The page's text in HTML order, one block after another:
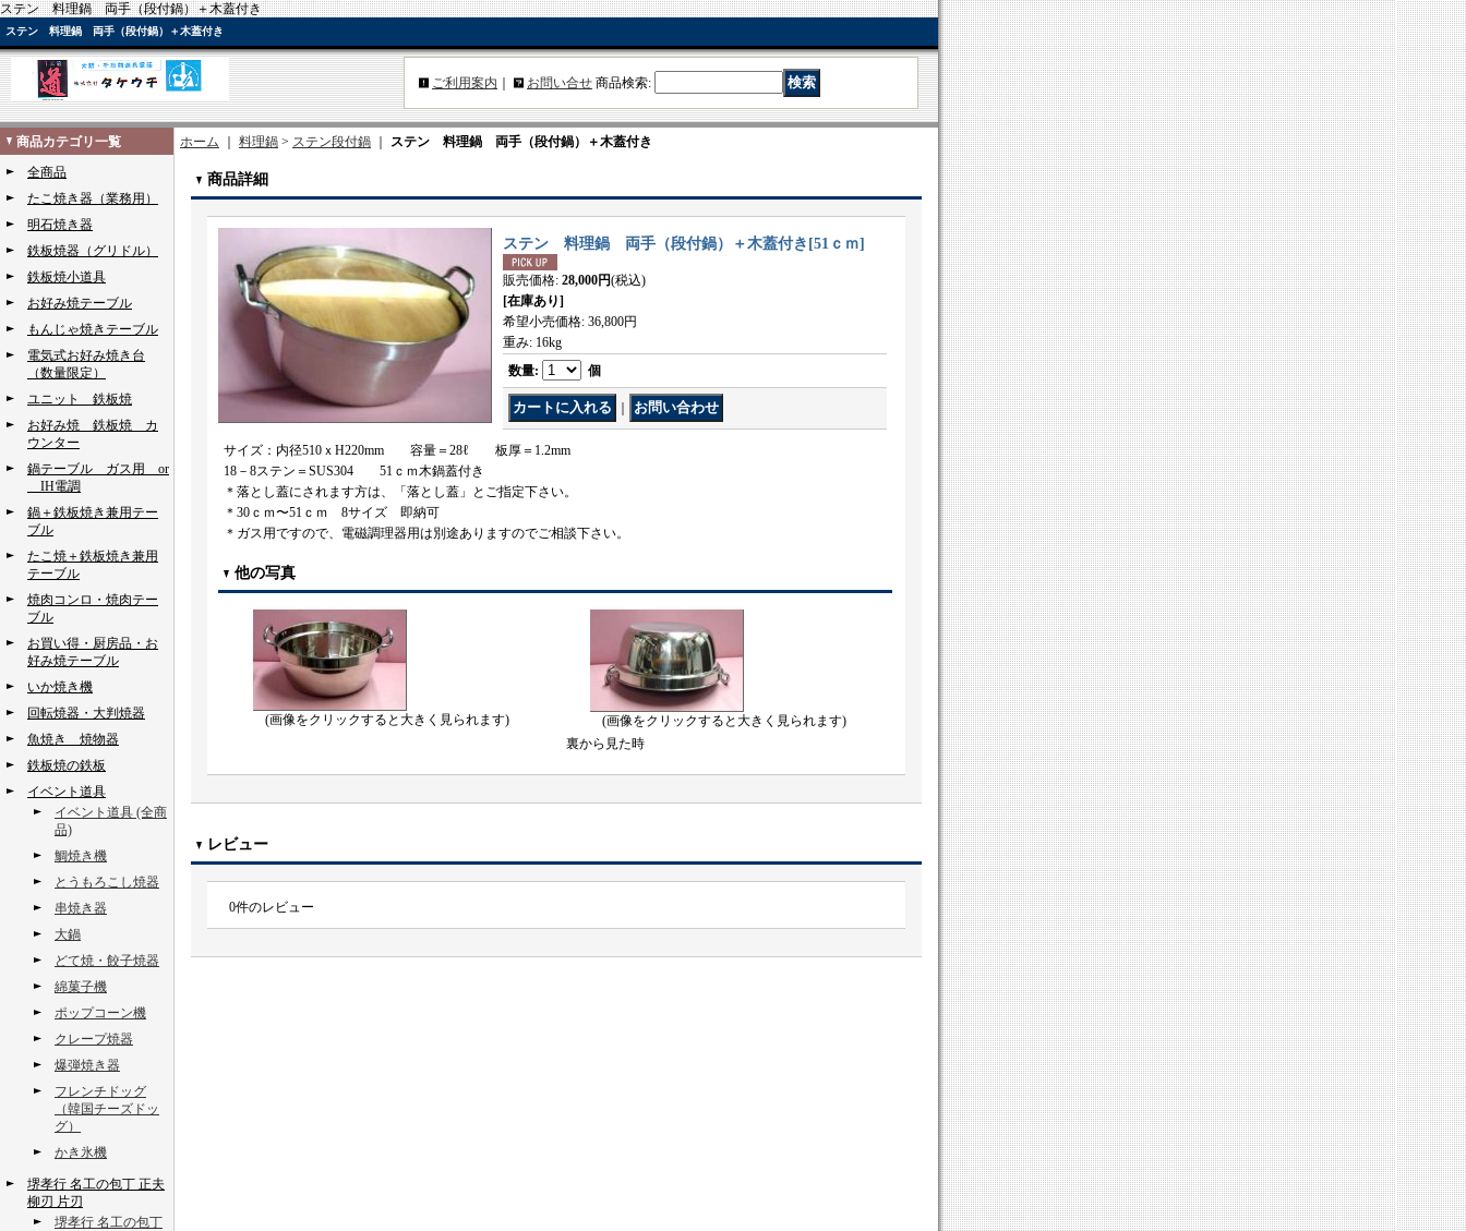
ステン 料理鍋 両手（段付鍋）＋木蓋付き
ステン 料理鍋 両手（段付鍋）＋木蓋付き
ご利用案内 お問い合せ 商品検索:
商品カテゴリ一覧
全商品
たこ焼き器（業務用）
明石焼き器
鉄板焼器（グリドル）
鉄板焼小道具
お好み焼テーブル
もんじゃ焼きテーブル
電気式お好み焼き台
（数量限定）
ユニット 鉄板焼
お好み焼 鉄板焼 カ
ウンター
鍋テーブル ガス用 or
IH電調
鍋＋鉄板焼き兼用テー
ブル
たこ焼＋鉄板焼き兼用
テーブル
焼肉コンロ・焼肉テー
ブル
お買い得・厨房品・お
好み焼テーブル
いか焼き機
回転焼器・大判焼器
魚焼き 焼物器
鉄板焼の鉄板
イベント道具
イベント道具 (全商
品)
鯛焼き機
とうもろこし焼器
串焼き器
大鍋
どて焼・餃子焼器
綿菓子機
ポップコーン機
クレープ焼器
爆弾焼き器
フレンチドッグ
（韓国チーズドッ
グ）
かき氷機
堺孝行 名工の包丁 正夫
柳刃 片刃
堺孝行 名工の包丁
ホーム 料理鍋 > ステン段付鍋 ステン 料理鍋 両手（段付鍋）＋木蓋付き
商品詳細
ステン 料理鍋 両手（段付鍋）＋木蓋付き [51ｃｍ]
販売価格: 28,000円(税込)
[在庫あり]
希望小売価格: 36,800円
重み: 16kg
数量: 個
サイズ：内径510ｘH220mm 容量＝28ℓ 板厚＝1.2mm
18－8ステン＝SUS304 51ｃｍ木鍋蓋付き
＊落とし蓋にされます方は、「落とし蓋」とご指定下さい。
＊30ｃｍ〜51ｃｍ 8サイズ 即納可
＊ガス用ですので、電磁調理器用は別途ありますのでご相談下さい。
他の写真
(画像をクリックすると大きく見られます)
(画像をクリックすると大きく見られます)
裏から見た時
レビュー
0件のレビュー